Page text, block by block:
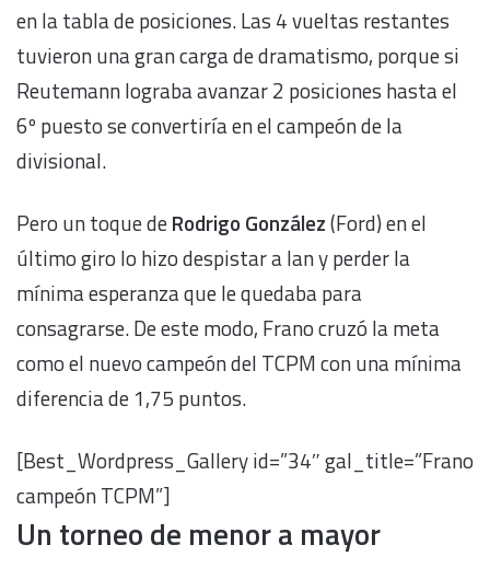
en la tabla de posiciones. Las 4 vueltas restantes
tuvieron una gran carga de dramatismo, porque si
Reutemann lograba avanzar 2 posiciones hasta el
6º puesto se convertiría en el campeón de la
divisional.
Pero un toque deRodrigo González(Ford) en el
último giro lo hizo despistar a Ian y perder la
mínima esperanza que le quedaba para
consagrarse. De este modo, Frano cruzó la meta
como el nuevo campeón del TCPM con una mínima
diferencia de 1,75 puntos.
[Best_Wordpress_Gallery id=”34″ gal_title=”Frano
campeón TCPM”]
Un torneo de menor a mayor